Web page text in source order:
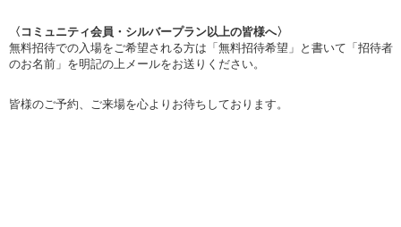
〈コミュニティ会員・シルバープラン以上の皆様へ〉
無料招待での入場をご希望される方は「無料招待希望」と書いて「招待者
のお名前」を明記の上メールをお送りください。
皆様のご予約、ご来場を心よりお待ちしております。